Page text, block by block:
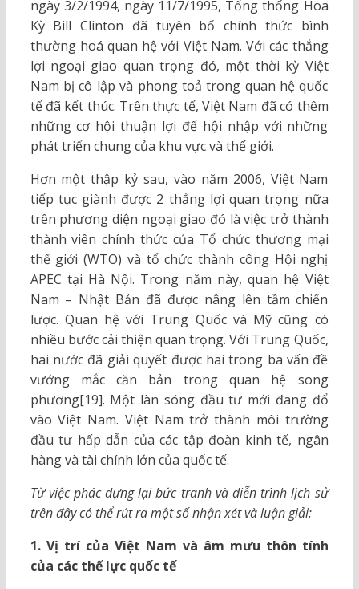
ngày 3/2/1994, ngày 11/7/1995, Tổng thống Hoa
Kỳ Bill Clinton đã tuyên bố chính thức bình
thường hoá quan hệ với Việt Nam. Với các thắng
lợi ngoại giao quan trọng đó, một thời kỳ Việt
Nam bị cô lập và phong toả trong quan hệ quốc
tế đã kết thúc. Trên thực tế, Việt Nam đã có thêm
những cơ hội thuận lợi để hội nhập với những
phát triển chung của khu vực và thế giới.
Hơn một thập kỷ sau, vào năm 2006, Việt Nam
tiếp tục giành được 2 thắng lợi quan trọng nữa
trên phương diện ngoại giao đó là việc trở thành
thành viên chính thức của Tổ chức thương mại
thế giới (WTO) và tổ chức thành công Hội nghị
APEC tại Hà Nội. Trong năm này, quan hệ Việt
Nam – Nhật Bản đã được nâng lên tầm chiến
lược. Quan hệ với Trung Quốc và Mỹ cũng có
nhiều bước cải thiện quan trọng. Với Trung Quốc,
hai nước đã giải quyết được hai trong ba vấn đề
vướng mắc căn bản trong quan hệ song
phương[19]. Một làn sóng đầu tư mới đang đổ
vào Việt Nam. Việt Nam trở thành môi trường
đầu tư hấp dẫn của các tập đoàn kinh tế, ngân
hàng và tài chính lớn của quốc tế.
Từ việc phác dựng lại bức tranh và diễn trình lịch sử
trên đây có thể rút ra một số nhận xét và luận giải:
1. Vị trí của Việt Nam và âm mưu thôn tính
của các thế lực quốc tế